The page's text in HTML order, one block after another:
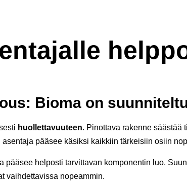
Bioma on
huollettavuuteen. Pinottava rakenne säästää
pääsee käsiksi kaikkiin tärkeisiin osiin
pääsee helposti tarvittavan komponentin luo.
vaihdettavissa nopeammin.